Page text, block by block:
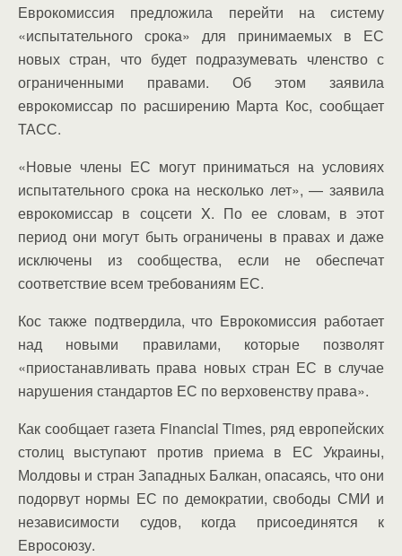
Еврокомиссия предложила перейти на систему
«испытательного срока» для принимаемых в ЕС
новых стран, что будет подразумевать членство с
ограниченными правами. Об этом заявила
еврокомиссар по расширению Марта Кос, сообщает
ТАСС.
«Новые члены ЕС могут приниматься на условиях
испытательного срока на несколько лет», — заявила
еврокомиссар в соцсети X. По ее словам, в этот
период они могут быть ограничены в правах и даже
исключены из сообщества, если не обеспечат
соответствие всем требованиям ЕС.
Кос также подтвердила, что Еврокомиссия работает
над новыми правилами, которые позволят
«приостанавливать права новых стран ЕС в случае
нарушения стандартов ЕС по верховенству права».
Как сообщает газета Financial Times, ряд европейских
столиц выступают против приема в ЕС Украины,
Молдовы и стран Западных Балкан, опасаясь, что они
подорвут нормы ЕС по демократии, свободы СМИ и
независимости судов, когда присоединятся к
Евросоюзу.